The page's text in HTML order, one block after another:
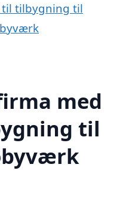
til tilbygning til
med
til